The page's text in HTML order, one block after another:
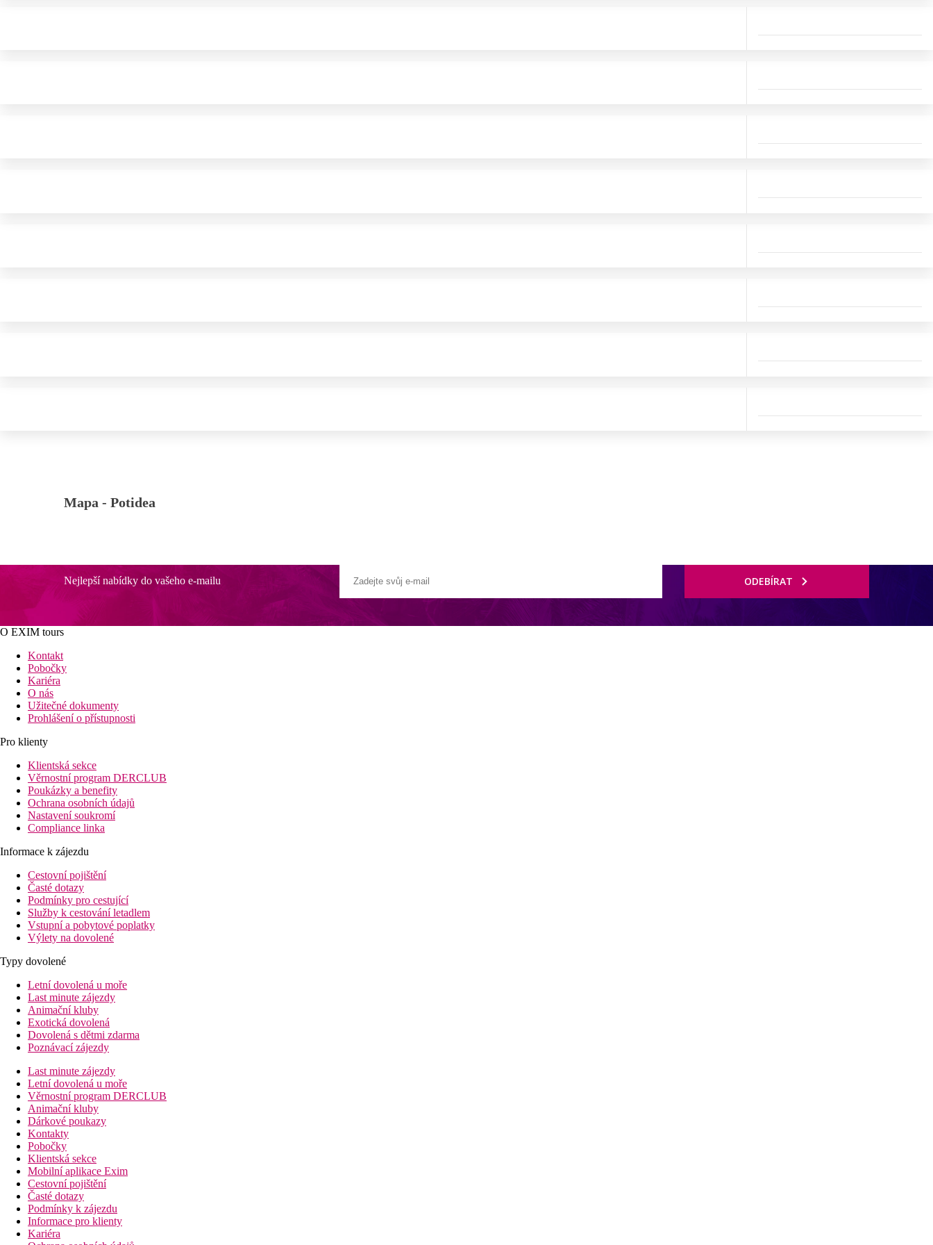
Mapa - Potidea
Nejlepší nabídky do vašeho e-mailu ODEBÍRAT
O EXIM tours
Kontakt
Pobočky
Kariéra
O nás
Užitečné dokumenty
Prohlášení o přístupnosti
Pro klienty
Klientská sekce
Věrnostní program DERCLUB
Poukázky a benefity
Ochrana osobních údajů
Nastavení soukromí
Compliance linka
Informace k zájezdu
Cestovní pojištění
Časté dotazy
Podmínky pro cestující
Služby k cestování letadlem
Vstupní a pobytové poplatky
Výlety na dovolené
Typy dovolené
Letní dovolená u moře
Last minute zájezdy
Animační kluby
Exotická dovolená
Dovolená s dětmi zdarma
Poznávací zájezdy
Last minute zájezdy
Letní dovolená u moře
Věrnostní program DERCLUB
Animační kluby
Dárkové poukazy
Kontakty
Pobočky
Klientská sekce
Mobilní aplikace Exim
Cestovní pojištění
Časté dotazy
Podmínky k zájezdu
Informace pro klienty
Kariéra